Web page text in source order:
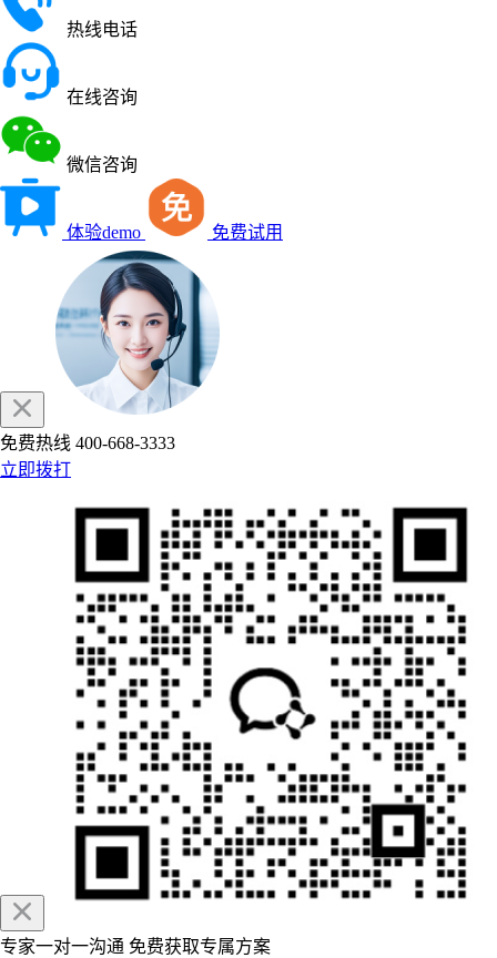
热线电话
在线咨询
微信咨询
体验demo 免费试用
免费热线 400-668-3333
立即拨打
专家一对一沟通 免费获取专属方案